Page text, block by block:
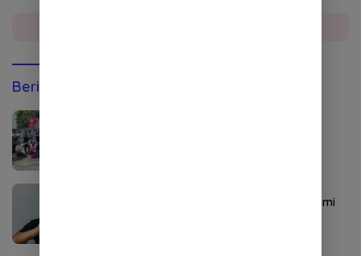
Berita Olahraga
Perkuat Sektor Sentral, Dewa United Resmi